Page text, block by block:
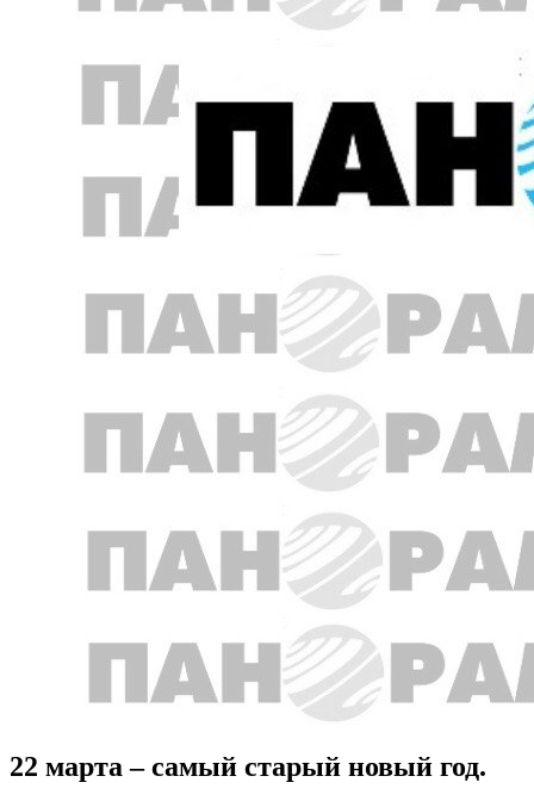
22 марта – самый старый новый год.